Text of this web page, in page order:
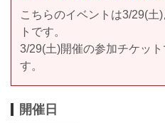
こちらのイベントは3/29(土
トです。
3/29(土)開催の参加チケッ
す。
開催日